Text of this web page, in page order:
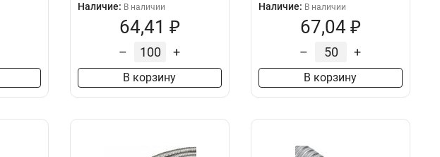
Наличие: В наличии
64,41 ₽
– +
В корзину
Наличие: В наличии
67,04 ₽
– +
В корзину